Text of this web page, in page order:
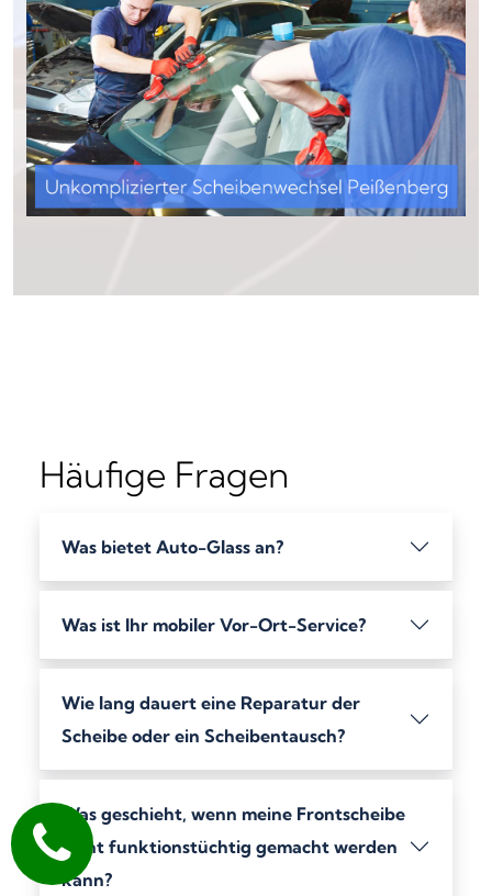
Häufige Fragen
Was bietet Auto-Glass an?
Was ist Ihr mobiler Vor-Ort-Service?
Wie lang dauert eine Reparatur der
Scheibe oder ein Scheibentausch?
Was geschieht, wenn meine Frontscheibe
nicht funktionstüchtig gemacht werden
kann?